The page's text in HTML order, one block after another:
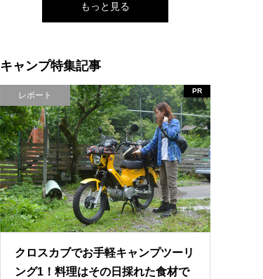
もっと見る
キャンプ特集記事
レポート PR
クロスカブでお手軽キャンプツーリ
ング1！料理はその日採れた食材で